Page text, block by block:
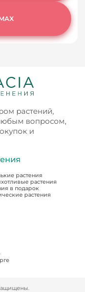
растений,
вопросом,
и
растения
растения
в подарок
растения